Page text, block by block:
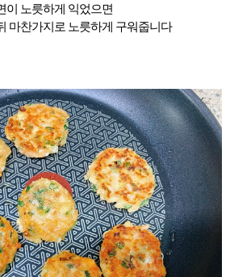
이 노릇하게 익었으면
마찬가지로 노릇하게 구워줍니다